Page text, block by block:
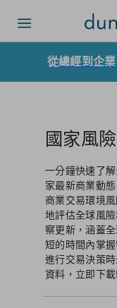
Toggle
從總經到企
國家風
一分鐘快速了
家最新商業動
商業交易環境
地評估全球風
察更新，涵蓋
短的時間內掌
進行交易決策
資料，立即下載!